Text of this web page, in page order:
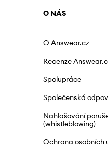
O NÁS
O Answear.cz
Recenze
Spolupráce
Společenská
Nahlašování
(whistleblowing)
Ochrana osobních